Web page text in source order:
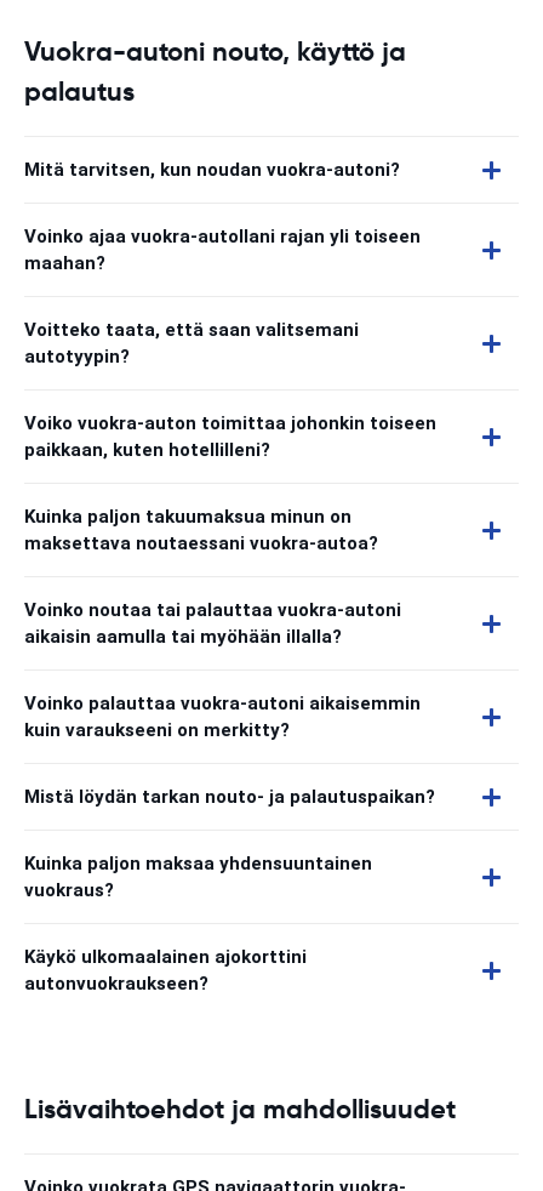
Vuokra-autoni nouto, käyttö ja
palautus
Mitä tarvitsen, kun noudan vuokra-autoni?
Voinko ajaa vuokra-autollani rajan yli toiseen
maahan?
Voitteko taata, että saan valitsemani
autotyypin?
Voiko vuokra-auton toimittaa johonkin toiseen
paikkaan, kuten hotellilleni?
Kuinka paljon takuumaksua minun on
maksettava noutaessani vuokra-autoa?
Voinko noutaa tai palauttaa vuokra-autoni
aikaisin aamulla tai myöhään illalla?
Voinko palauttaa vuokra-autoni aikaisemmin
kuin varaukseeni on merkitty?
Mistä löydän tarkan nouto- ja palautuspaikan?
Kuinka paljon maksaa yhdensuuntainen
vuokraus?
Käykö ulkomaalainen ajokorttini
autonvuokraukseen?
Lisävaihtoehdot ja mahdollisuudet